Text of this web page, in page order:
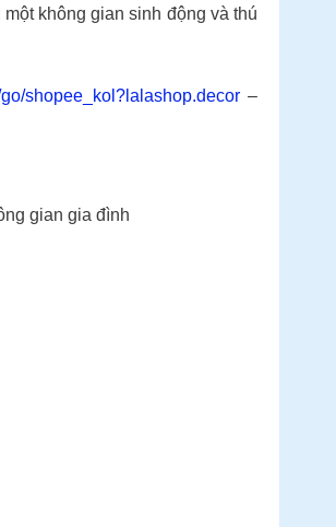
không gian sinh động và thú
shopee_kol?lalashop.decor –
gian gia đình